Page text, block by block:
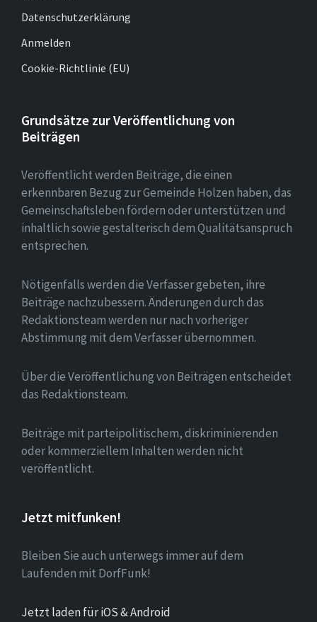
Datenschutzerklärung
Anmelden
Cookie-Richtlinie (EU)
Grundsätze zur Veröffentlichung von
Beiträgen
Veröffentlicht werden Beiträge, die einen
erkennbaren Bezug zur Gemeinde Holzen haben, das
Gemeinschaftsleben fördern oder unterstützen und
inhaltlich sowie gestalterisch dem Qualitätsanspruch
entsprechen.
Nötigenfalls werden die Verfasser gebeten, ihre
Beiträge nachzubessern. Änderungen durch das
Redaktionsteam werden nur nach vorheriger
Abstimmung mit dem Verfasser übernommen.
Über die Veröffentlichung von Beiträgen entscheidet
das Redaktionsteam.
Beiträge mit parteipolitischem, diskriminierenden
oder kommerziellem Inhalten werden nicht
veröffentlicht.
Jetzt mitfunken!
Bleiben Sie auch unterwegs immer auf dem
Laufenden mit DorfFunk!
Jetzt laden für iOS & Android